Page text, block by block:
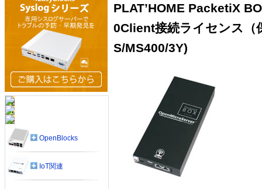
PLAT’HOME PacketiX
0Client接続ライセンス（
S/MS400/3Y)
OpenBlocks
IoT関連